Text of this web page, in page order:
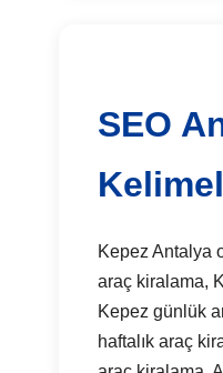
SEO
Kepez Antalya
araç kiralama,
Kepez günlük
haftalık araç